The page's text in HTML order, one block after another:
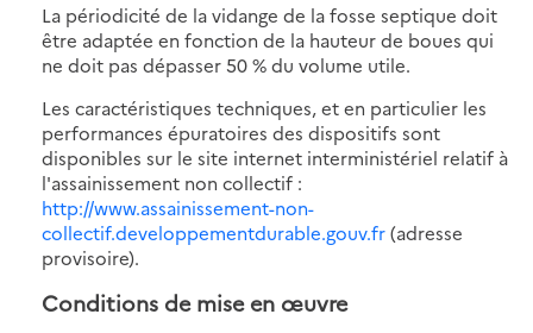
La périodicité de la vidange de la fosse septique doit
être adaptée en fonction de la hauteur de boues qui
ne doit pas dépasser 50 % du volume utile.
Les caractéristiques techniques, et en particulier les
performances épuratoires des dispositifs sont
disponibles sur le site internet interministériel relatif à
l'assainissement non collectif :
http://www.assainissement-non-
collectif.developpementdurable.gouv.fr(adresse
provisoire).
Conditions de mise en œuvre